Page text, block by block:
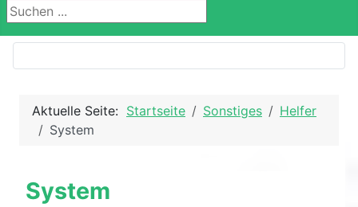
Suchen ...
Aktuelle Seite: Startseite Sonstiges
Helfer
System
System